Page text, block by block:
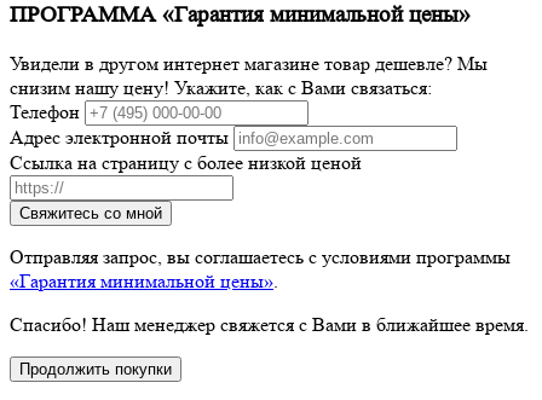
ПРОГРАММА «Гарантия минимальной цены»
Увидели в другом интернет магазине товар дешевле? Мы
снизим нашу цену! Укажите, как с Вами связаться:
Телефон
Адрес электронной почты
Ссылка на страницу с более низкой ценой
Свяжитесь со мной
Отправляя запрос, вы соглашаетесь с условиями программы
«Гарантия минимальной цены»
Спасибо! Наш менеджер свяжется с Вами в ближайшее время.
Продолжить покупки